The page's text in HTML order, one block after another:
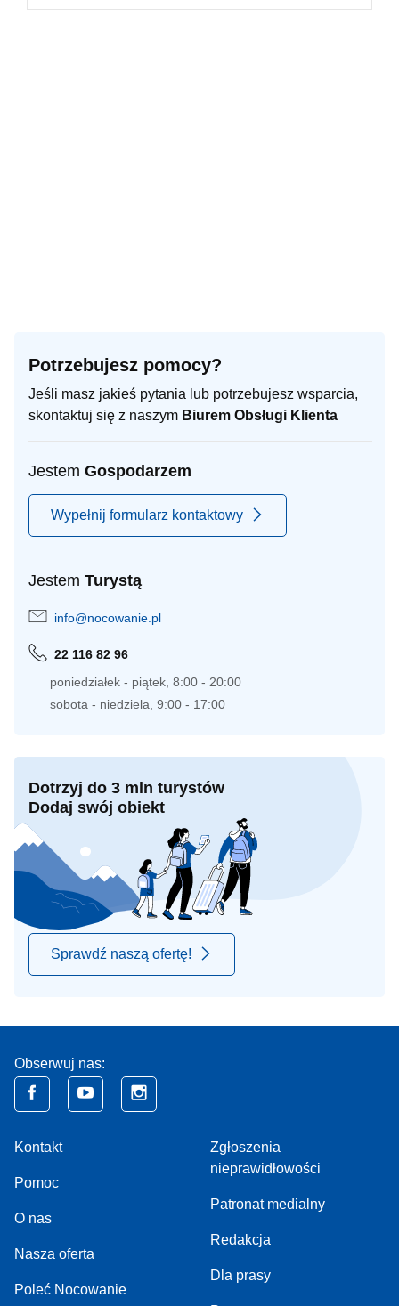
Potrzebujesz pomocy?
Jeśli masz jakieś pytania lub potrzebujesz wsparcia,
skontaktuj się z naszym Biurem Obsługi Klienta
Jestem Gospodarzem
Wypełnij formularz kontaktowy
Jestem Turystą
info@nocowanie.pl
22 116 82 96
poniedziałek - piątek, 8:00 - 20:00
sobota - niedziela, 9:00 - 17:00
Dotrzyj do 3 mln turystów
Dodaj swój obiekt
Sprawdź naszą ofertę!
Obserwuj nas:
Kontakt
Pomoc
O nas
Nasza oferta
Poleć Nocowanie
Zgłoszenia
nieprawidłowości
Patronat medialny
Redakcja
Dla prasy